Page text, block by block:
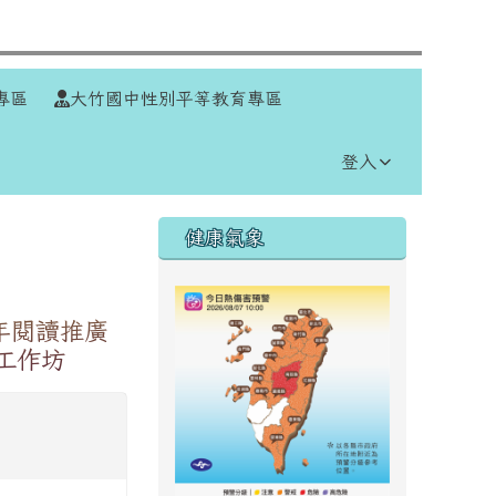
區 大竹國中性別平等教育專區
登入
閱讀推廣
作坊
右邊區域內容
健康氣象